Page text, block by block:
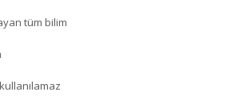
tüm bilim